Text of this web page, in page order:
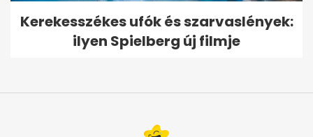
Kerekesszékes ufók és szarvaslények:
ilyen Spielberg új filmje